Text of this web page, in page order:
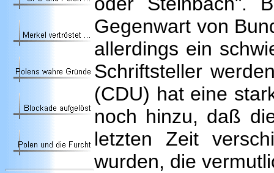
Gegenwart von
allerdings ein
Schriftsteller
(CDU) hat eine
noch hinzu, daß
letzten Zeit
wurden, die